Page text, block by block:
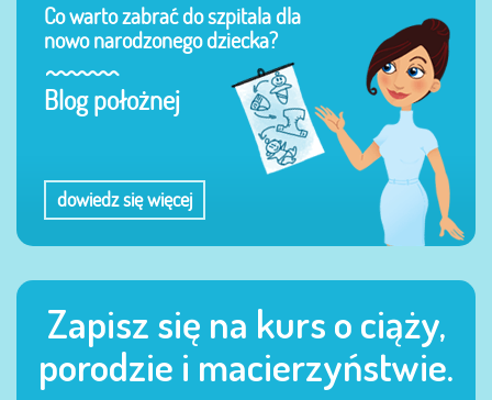
Co warto zabrać do szpitala dla
nowo narodzonego dziecka?
Blog położnej
dowiedz się więcej
Zapisz się na kurs o ciąży,
porodzie i macierzyństwie.